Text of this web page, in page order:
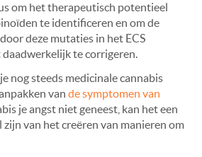
om het therapeutisch potentieel
te identificeren en om de
deze mutaties in het ECS
te corrigeren.
nog steeds medicinale cannabis
van de symptomen van
je angst niet geneest, kan het een
van het creëren van manieren om